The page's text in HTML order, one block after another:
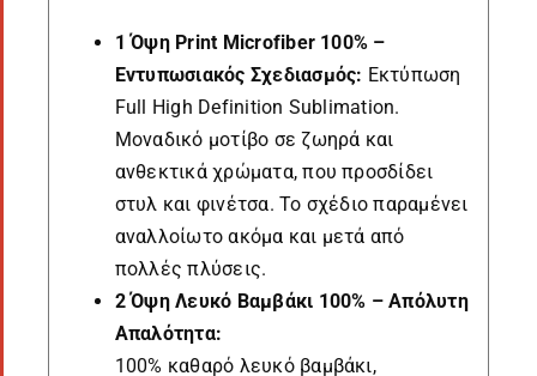
1 Όψη Print Microfiber 100% –
Εντυπωσιακός Σχεδιασμός: Εκτύπωση
Full High Definition Sublimation.
Μοναδικό μοτίβο σε ζωηρά και
ανθεκτικά χρώματα, που προσδίδει
στυλ και φινέτσα. Το σχέδιο παραμένει
αναλλοίωτο ακόμα και μετά από
πολλές πλύσεις.
2 Όψη Λευκό Βαμβάκι 100% – Απόλυτη
Απαλότητα:
100% καθαρό λευκό βαμβάκι,